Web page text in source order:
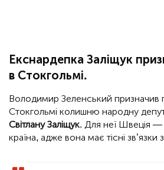
Екснардепка Заліщук
в Стокгольмі.
Володимир Зеленський призначив
Стокгольмі колишню народну
Світлану Заліщук. Для неї Швеція —
країна, адже вона має тісні